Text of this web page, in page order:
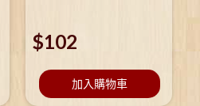
$102
加入購物車